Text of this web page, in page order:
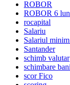
ROBOR
ROBOR 6
rocapital
Salariu
Salariul
Santander
schimb valutar
schimbare
scor Fico